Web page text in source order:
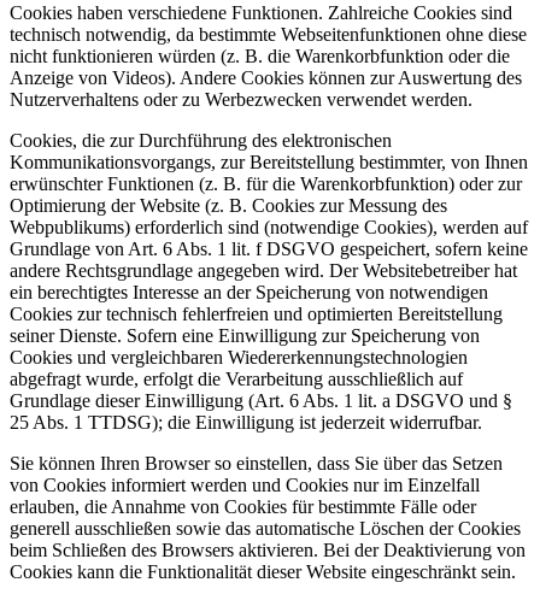
Cookies haben verschiedene Funktionen. Zahlreiche Cookies sind
technisch notwendig, da bestimmte Webseitenfunktionen ohne diese
nicht funktionieren würden (z. B. die Warenkorbfunktion oder die
Anzeige von Videos). Andere Cookies können zur Auswertung des
Nutzerverhaltens oder zu Werbezwecken verwendet werden.
Cookies, die zur Durchführung des elektronischen
Kommunikationsvorgangs, zur Bereitstellung bestimmter, von Ihnen
erwünschter Funktionen (z. B. für die Warenkorbfunktion) oder zur
Optimierung der Website (z. B. Cookies zur Messung des
Webpublikums) erforderlich sind (notwendige Cookies), werden auf
Grundlage von Art. 6 Abs. 1 lit. f DSGVO gespeichert, sofern keine
andere Rechtsgrundlage angegeben wird. Der Websitebetreiber hat
ein berechtigtes Interesse an der Speicherung von notwendigen
Cookies zur technisch fehlerfreien und optimierten Bereitstellung
seiner Dienste. Sofern eine Einwilligung zur Speicherung von
Cookies und vergleichbaren Wiedererkennungstechnologien
abgefragt wurde, erfolgt die Verarbeitung ausschließlich auf
Grundlage dieser Einwilligung (Art. 6 Abs. 1 lit. a DSGVO und §
25 Abs. 1 TTDSG); die Einwilligung ist jederzeit widerrufbar.
Sie können Ihren Browser so einstellen, dass Sie über das Setzen
von Cookies informiert werden und Cookies nur im Einzelfall
erlauben, die Annahme von Cookies für bestimmte Fälle oder
generell ausschließen sowie das automatische Löschen der Cookies
beim Schließen des Browsers aktivieren. Bei der Deaktivierung von
Cookies kann die Funktionalität dieser Website eingeschränkt sein.